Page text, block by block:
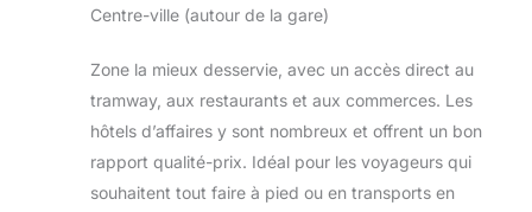
Centre-ville (autour de la gare)
Zone la mieux desservie, avec un accès direct au
tramway, aux restaurants et aux commerces. Les
hôtels d’affaires y sont nombreux et offrent un bon
rapport qualité-prix. Idéal pour les voyageurs qui
souhaitent tout faire à pied ou en transports en